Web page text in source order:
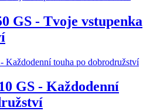
GS - Tvoje vstupenka
GS - Každodenní